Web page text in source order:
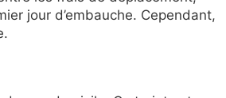
jour d’embauche. Cependant,